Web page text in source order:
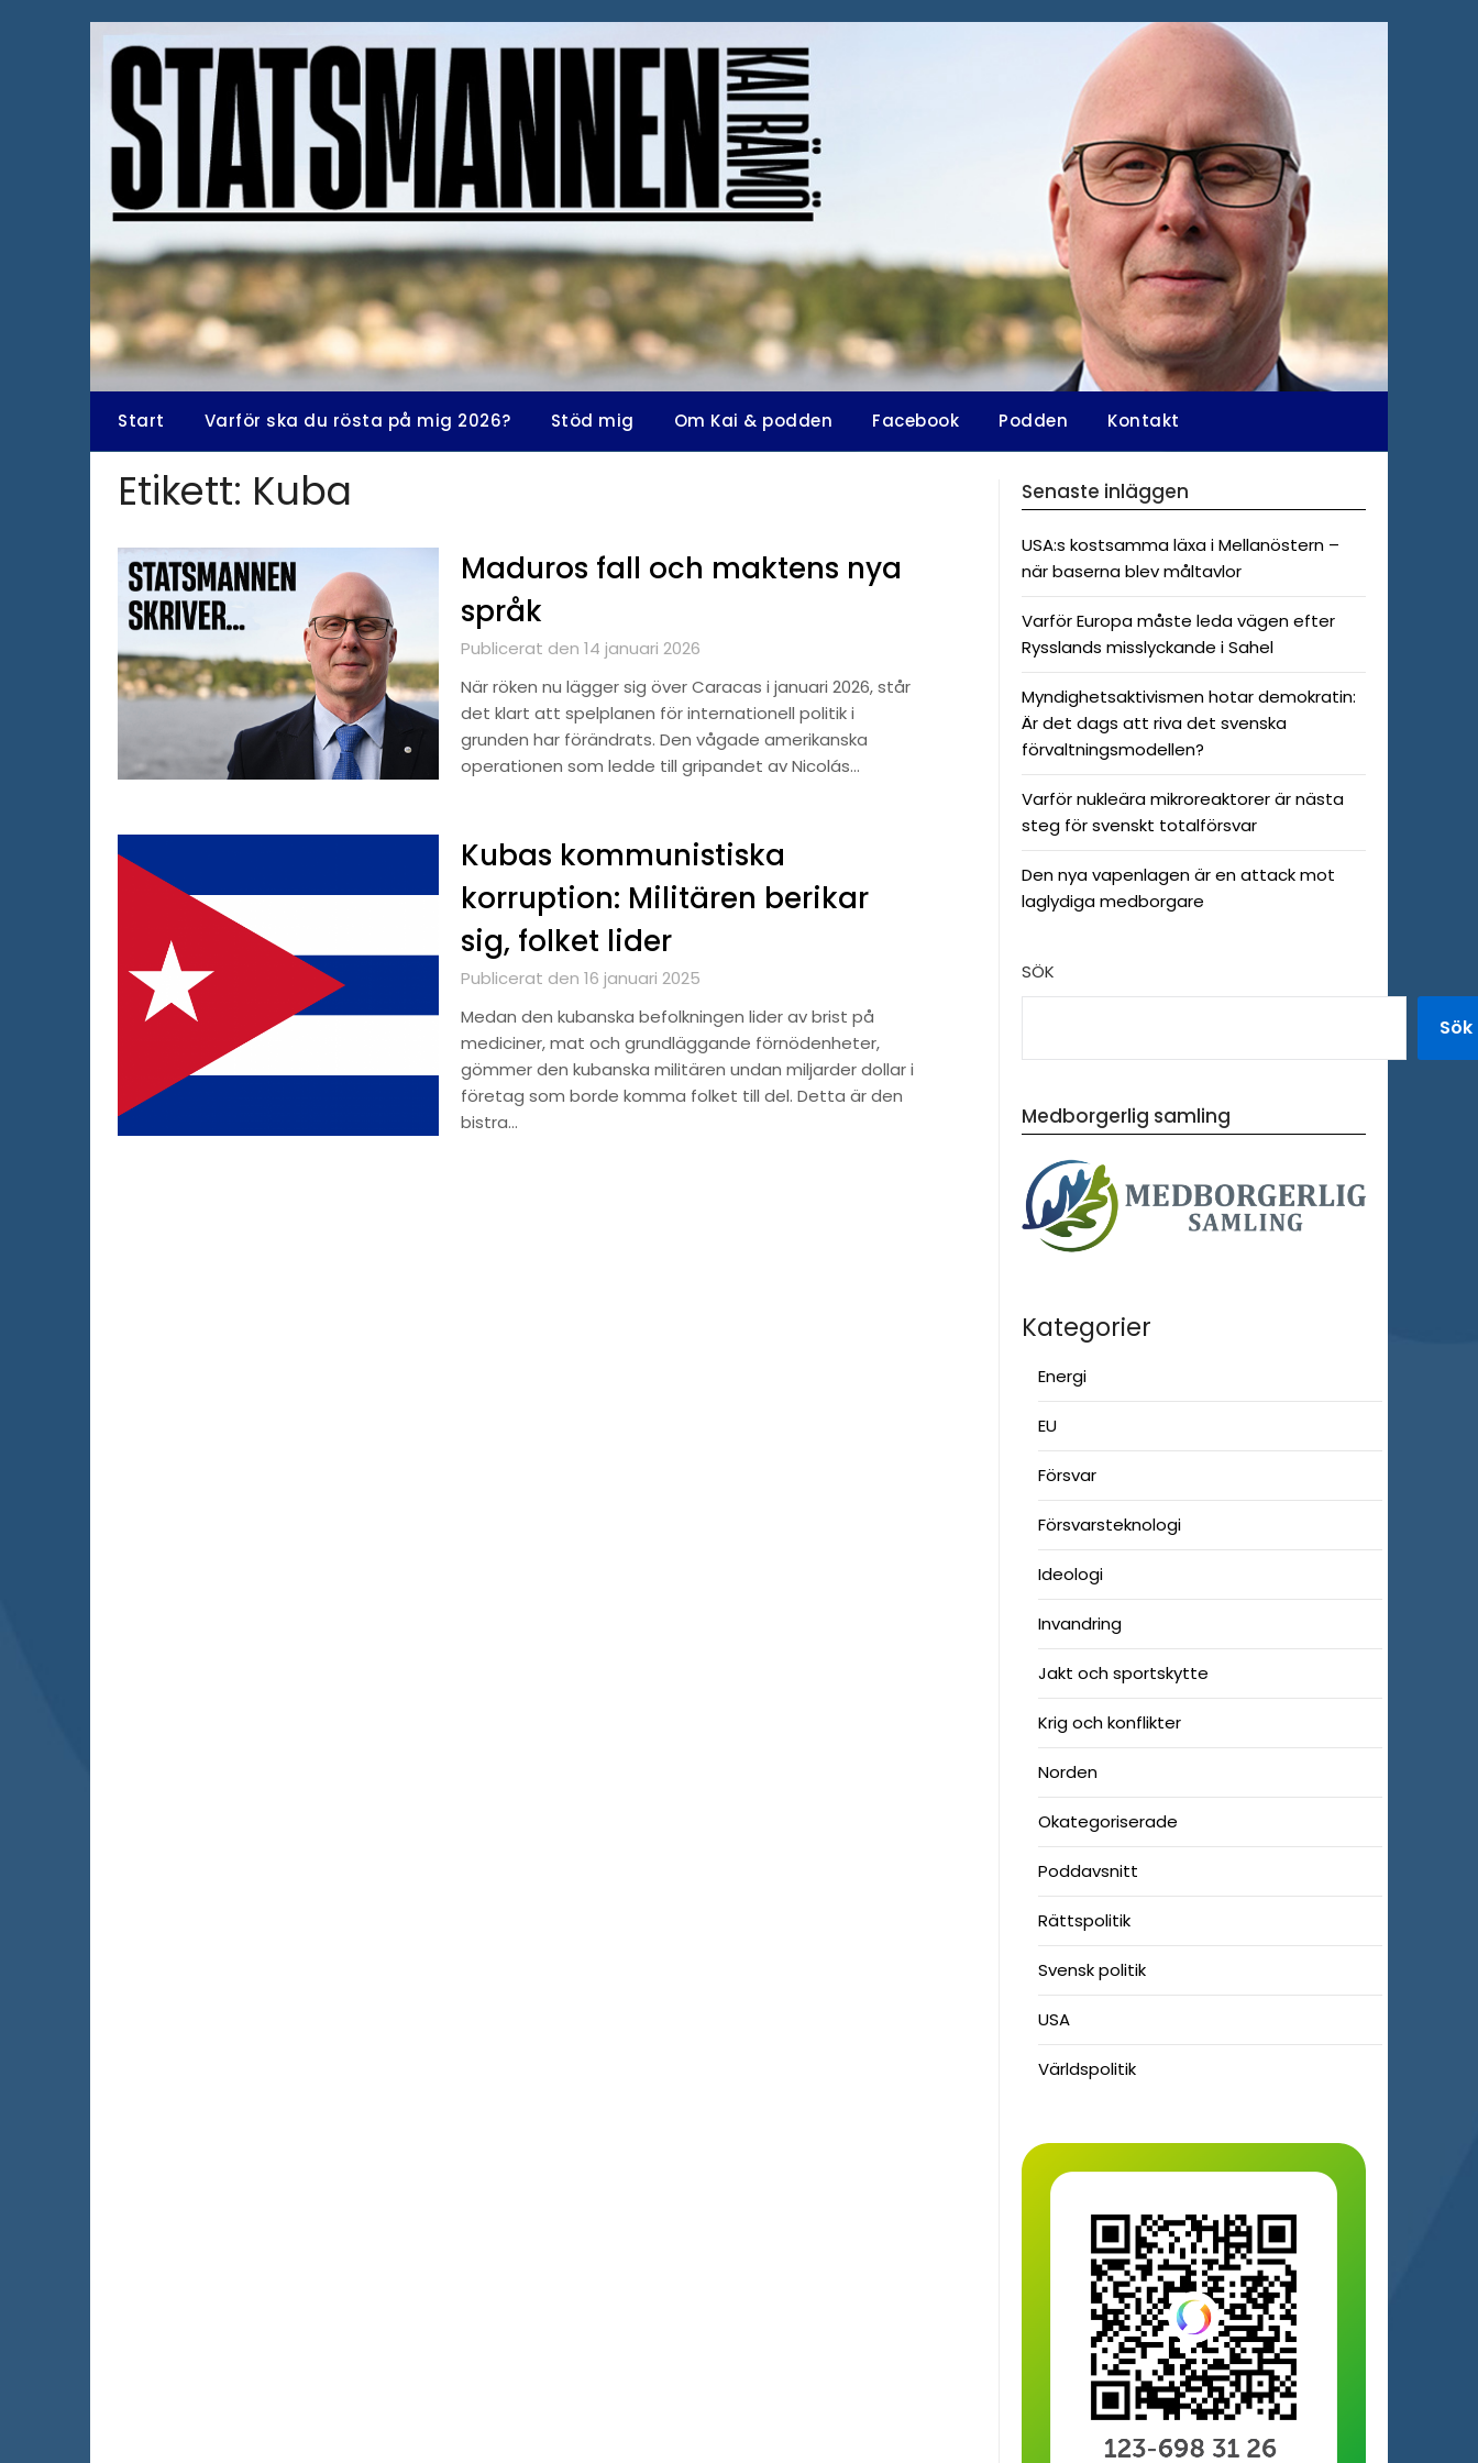
Start Varför ska du rösta på mig 2026? Stöd mig Om Kai & podden Facebook Podden Kontakt
Etikett: Kuba
Maduros fall och maktens nya
språk
Publicerat den 14 januari 2026
När röken nu lägger sig över Caracas i januari 2026, står
det klart att spelplanen för internationell politik i
grunden har förändrats. Den vågade amerikanska
operationen som ledde till gripandet av Nicolás…
Kubas kommunistiska
korruption: Militären berikar
sig, folket lider
Publicerat den 16 januari 2025
Medan den kubanska befolkningen lider av brist på
mediciner, mat och grundläggande förnödenheter,
gömmer den kubanska militären undan miljarder dollar i
företag som borde komma folket till del. Detta är den
bistra…
Senaste inläggen
USA:s kostsamma läxa i Mellanöstern –
när baserna blev måltavlor
Varför Europa måste leda vägen efter
Rysslands misslyckande i Sahel
Myndighetsaktivismen hotar demokratin:
Är det dags att riva det svenska
förvaltningsmodellen?
Varför nukleära mikroreaktorer är nästa
steg för svenskt totalförsvar
Den nya vapenlagen är en attack mot
laglydiga medborgare
SÖK
Sök
Medborgerlig samling
Kategorier
Energi
EU
Försvar
Försvarsteknologi
Ideologi
Invandring
Jakt och sportskytte
Krig och konflikter
Norden
Okategoriserade
Poddavsnitt
Rättspolitik
Svensk politik
USA
Världspolitik